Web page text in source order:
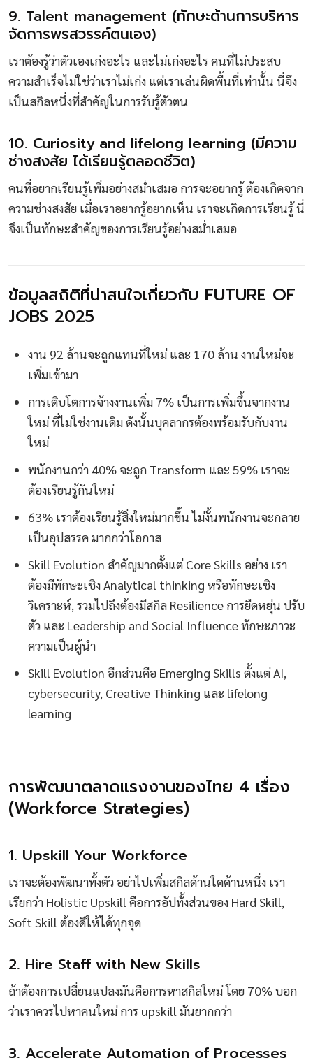
9. Talent management (ทักษะด้านการบริหาร
จัดการพรสวรรค์ตนเอง)
เราต้องรู้ว่าตัวเองเก่งอะไร และไม่เก่งอะไร คนที่ไม่ประสบ
ความสำเร็จไม่ใช่ว่าเราไม่เก่ง แต่เราเล่นผิดพื้นที่เท่านั้น นี่จึง
เป็นสกิลหนึ่งที่สำคัญในการรับรู้ตัวตน
10. Curiosity and lifelong learning (มีความ
ช่างสงสัย ได้เรียนรู้ตลอดชีวิต)
คนที่อยากเรียนรู้เพิ่มอย่างสม่ำเสมอ การจะอยากรู้ ต้องเกิดจาก
ความช่างสงสัย เมื่อเราอยากรู้อยากเห็น เราจะเกิดการเรียนรู้ นี่
จึงเป็นทักษะสำคัญของการเรียนรู้อย่างสม่ำเสมอ
ข้อมูลสถิติที่น่าสนใจเกี่ยวกับ FUTURE OF
JOBS 2025
งาน 92 ล้านจะถูกแทนที่ใหม่ และ 170 ล้าน งานใหม่จะ
เพิ่มเข้ามา
การเติบโตการจ้างงานเพิ่ม 7% เป็นการเพิ่มขึ้นจากงาน
ใหม่ ที่ไม่ใช่งานเดิม ดังนั้นบุคลากรต้องพร้อมรับกับงาน
ใหม่
พนักงานกว่า 40% จะถูก Transform และ 59% เราจะ
ต้องเรียนรู้กันใหม่
63% เราต้องเรียนรู้สิ่งใหม่มากขึ้น ไม่งั้นพนักงานจะกลาย
เป็นอุปสรรค มากกว่าโอกาส
Skill Evolution สำคัญมากตั้งแต่ Core Skills อย่าง เรา
ต้องมีทักษะเชิง Analytical thinking หรือทักษะเชิง
วิเคราะห์, รวมไปถึงต้องมีสกิล Resilience การยืดหยุ่น ปรับ
ตัว และ Leadership and Social Influence ทักษะภาวะ
ความเป็นผู้นำ
Skill Evolution อีกส่วนคือ Emerging Skills ตั้งแต่ AI,
cybersecurity, Creative Thinking และ lifelong
learning
การพัฒนาตลาดแรงงานของไทย 4 เรื่อง
(Workforce Strategies)
1. Upskill Your Workforce
เราจะต้องพัฒนาทั้งตัว อย่าไปเพิ่มสกิลด้านใดด้านหนึ่ง เรา
เรียกว่า Holistic Upskill คือการอัปทั้งส่วนของ Hard Skill,
Soft Skill ต้องดีให้ได้ทุกจุด
2. Hire Staff with New Skills
ถ้าต้องการเปลี่ยนแปลงมันคือการหาสกิลใหม่ โดย 70% บอก
ว่าเราควรไปหาคนใหม่ การ upskill มันยากกว่า
3. Accelerate Automation of Processes